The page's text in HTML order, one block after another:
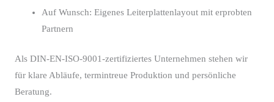
Auf Wunsch: Eigenes Leiterplattenlayout mit erprobten
Partnern
Als DIN-EN-ISO-9001-zertifiziertes Unternehmen stehen wir
für klare Abläufe, termintreue Produktion und persönliche
Beratung.